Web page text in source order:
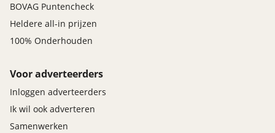
BOVAG Puntencheck
Heldere all-in prijzen
100% Onderhouden
Voor adverteerders
Inloggen adverteerders
Ik wil ook adverteren
Samenwerken